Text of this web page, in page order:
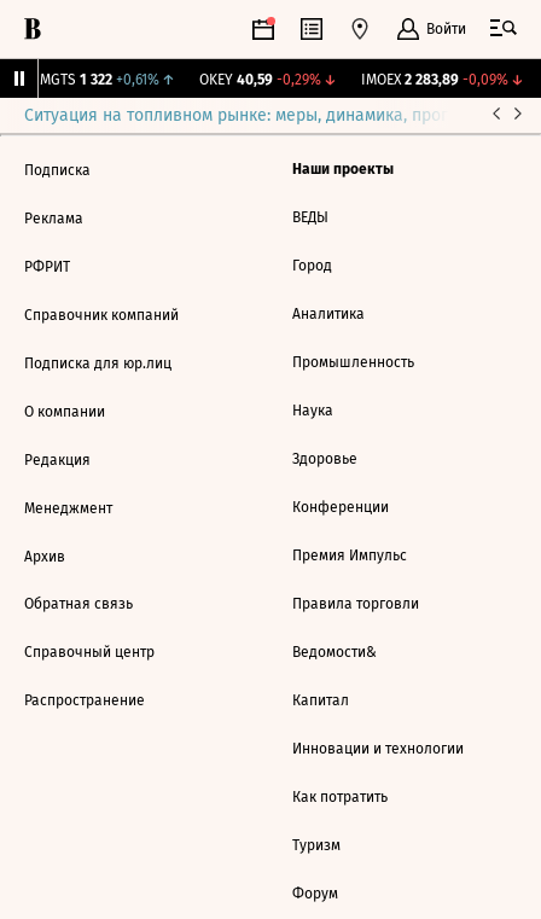
Войти
MGTS 1 322 +0,61%↑ OKEY 40,59 -0,29%↓ IMOEX 2 283,89 -0,09%↓
Ситуация на топливном рынке: меры, динамика, прогнозы
Подписка
Реклама
РФРИТ
Справочник компаний
Подписка для юр.лиц
О компании
Редакция
Менеджмент
Архив
Обратная связь
Справочный центр
Распространение
Наши проекты
ВЕДЫ
Город
Аналитика
Промышленность
Наука
Здоровье
Конференции
Премия Импульс
Правила торговли
Ведомости&
Капитал
Инновации и технологии
Как потратить
Туризм
Форум